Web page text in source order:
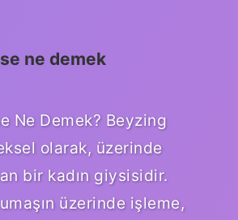
ne demek
Ne Demek? Beyzing
olarak, üzerinde
bir kadın giysisidir.
üzerinde işleme,